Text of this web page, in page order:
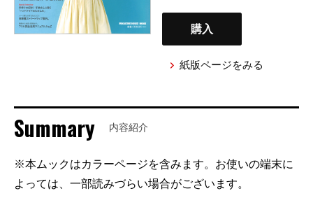
購入
紙版ページをみる
Summary 内容紹介
※本ムックはカラーページを含みます。お使いの端末に
よっては、一部読みづらい場合がございます。